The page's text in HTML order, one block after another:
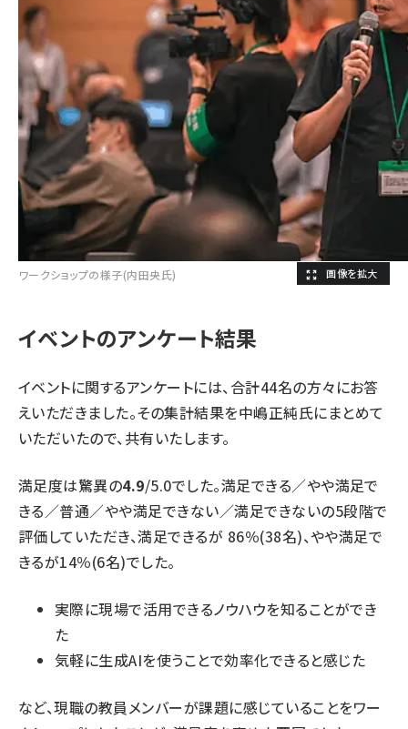
ワークショップの様子(内田央氏)
イベントのアンケート結果
イベントに関するアンケートには、合計44名の方々にお答
えいただきました。その集計結果を中嶋正純氏にまとめて
いただいたので、共有いたします。
満足度は驚異の4.9/5.0でした。満足できる／やや満足で
きる／普通／やや満足できない／満足できないの5段階で
評価していただき、満足できるが 86％(38名)、やや満足で
きるが14％(6名)でした。
実際に現場で活用できるノウハウを知ることができ
た
気軽に生成AIを使うことで効率化できると感じた
など、現職の教員メンバーが課題に感じていることをワー